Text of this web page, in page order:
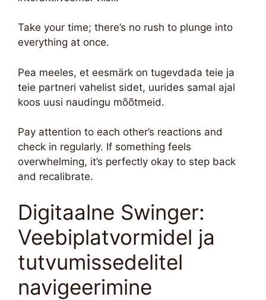
Take your time; there’s no rush to plunge into
everything at once.
Pea meeles, et eesmärk on tugevdada teie ja
teie partneri vahelist sidet, uurides samal ajal
koos uusi naudingu mõõtmeid.
Pay attention to each other’s reactions and
check in regularly. If something feels
overwhelming, it’s perfectly okay to step back
and recalibrate.
Digitaalne Swinger:
Veebiplatvormidel ja
tutvumissedelitel
navigeerimine